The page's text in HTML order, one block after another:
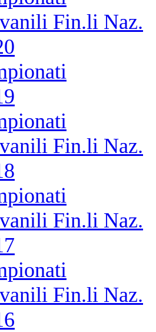
Fin.li Naz.
Fin.li Naz.
Fin.li Naz.
Fin.li Naz.